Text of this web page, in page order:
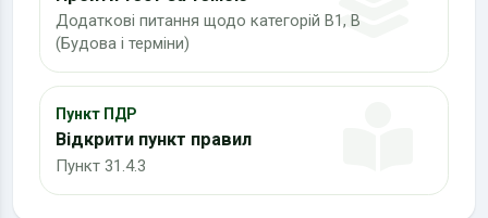
Додаткові питання щодо категорій В1, В
(Будова і терміни)
Пункт ПДР
Відкрити пункт правил
Пункт 31.4.3